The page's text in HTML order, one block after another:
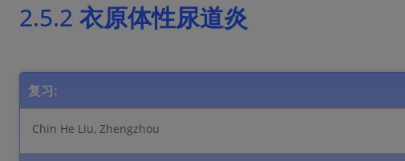
2.5.2 衣原体性尿道炎
复习:
Chin He Liu, Zhengzhou